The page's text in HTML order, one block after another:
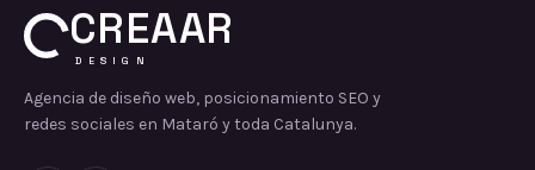
CREAAR
DESIGN
Agencia de diseño web, posicionamiento SEO y
redes sociales en Mataró y toda Catalunya.